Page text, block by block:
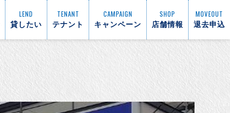
LEND
貸したい
TENANT
テナント
CAMPAIGN
キャンペーン
SHOP
店舗情報
MOVEOUT
退去申込